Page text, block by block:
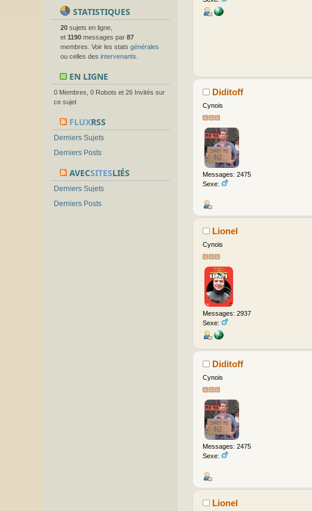
STATISTIQUES
20 sujets en ligne,
et 1190 messages par 87
membres. Voir les stats générales
ou celles des intervenants
EN LIGNE
0 Membres, 0 Robots et 26 Invités sur
ce sujet
FLUXRSS
Derniers Sujets
Derniers Posts
AVECSITESLIÉS
Derniers Sujets
Derniers Posts
Diditoff
Cynois
Messages: 2475
Sexe:
Lionel
Cynois
Messages: 2937
Sexe:
Diditoff
Cynois
Messages: 2475
Sexe:
Lionel